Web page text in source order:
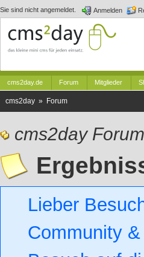
Sie sind nicht angemeldet. Anmelden
cms2day.de Forum Mitglieder
cms2day » Forum
cms2day
Lieber
Community